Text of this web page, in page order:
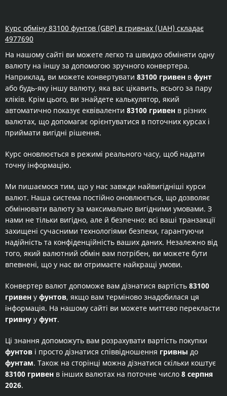
Курс обміну 83100 фунтов (GBP) в гривнах (UAH) складає
4977690
На нашому сайті ви можете легко та швидко обміняти одну
валюту на іншу за допомогою зручного конвертера.
Наприклад, ви можете конвертувати 83100 гривен в фунт
або будь-яку іншу валюту, яка вас цікавить, всього за пару
кліків. Крім цього, ви знайдете калькулятор, який
автоматично показує еквіваленти 83100 гривен в різних
валютах, що допомагає орієнтуватися в поточних курсах і
приймати вигідні рішення.
Курс оновлюється в режимі реального часу, щоб надати
точну інформацію.
Ми пишаємося тим, що у нас завжди найвигідніші курси
валют. Наша система постійно оновлюється, що дозволяє
обмінювати валюту за максимально вигідними умовами. З
нами не тільки вигідно, але й безпечно: всі ваші транзакції
захищені сучасними технологіями безпеки, гарантуючи
надійність та конфіденційність ваших даних. Незалежно від
того, який валютний обмін вам потрібен, ви можете бути
впевнені, що у нас ви отримаєте найкращі умови.
Конвертер валют допоможе вам дізнатися вартість 83100
гривен у фунтов, якщо вам терміново знадобилася ця
інформація. На нашому сайті ви можете миттєво перекласти
гривну у фунт.
Ці знання допоможуть вам розрахувати вартість покупки
фунтов і просто дізнатися співвідношення гривны до
фунтам. Також на сторінці можна дізнатися скільки коштує
83100 гривен в інших валютах на поточне число 8 серпня
2026.